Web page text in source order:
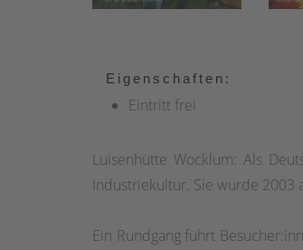
Eigenschaften:
Eintritt frei
Luisenhütte Wocklum: Als
Industriekultur. Sie wurde 2003
Ein Rundgang führt